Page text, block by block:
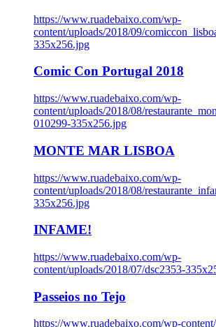
https://www.ruadebaixo.com/wp-
content/uploads/2018/09/
335x256.jpg
Comic Con Portugal 2018
https://www.ruadebaixo.com/wp-
content/uploads/2018/08/
010299-335x256.jpg
MONTE MAR LISBOA
https://www.ruadebaixo.com/wp-
content/uploads/2018/08/
335x256.jpg
INFAME!
https://www.ruadebaixo.com/wp-
content/uploads/2018/07/dsc2353-
Passeios no Tejo
https://www.ruadebaixo.com/wp-